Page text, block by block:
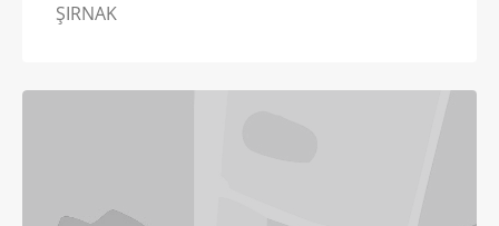
ŞIRNAK